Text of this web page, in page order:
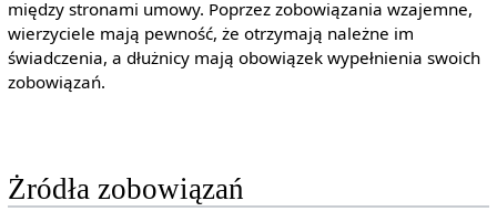
między stronami umowy. Poprzez zobowiązania wzajemne,
wierzyciele mają pewność, że otrzymają należne im
świadczenia, a dłużnicy mają obowiązek wypełnienia swoich
zobowiązań.
Żródła zobowiązań